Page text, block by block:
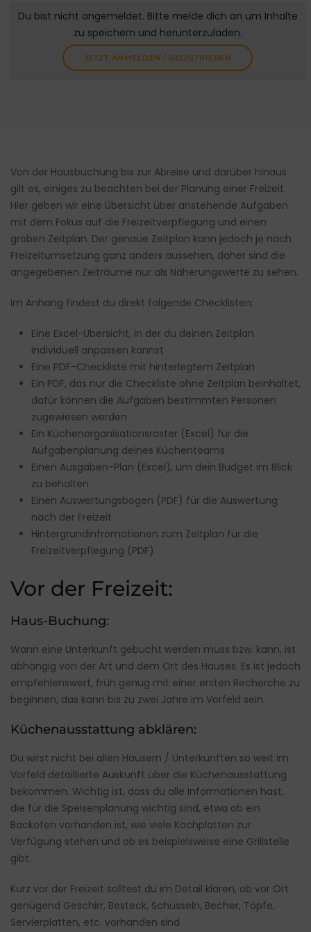
Du bist nicht angemeldet. Bitte melde dich an um Inhalte
zu speichern und herunterzuladen.
JETZT ANMELDEN / REGISTRIEREN
Von der Hausbuchung bis zur Abreise und darüber hinaus
gilt es, einiges zu beachten bei der Planung einer Freizeit.
Hier geben wir eine Übersicht über anstehende Aufgaben
mit dem Fokus auf die Freizeitverpflegung und einen
groben Zeitplan. Der genaue Zeitplan kann jedoch je nach
Freizeitumsetzung ganz anders aussehen, daher sind die
angegebenen Zeiträume nur als Näherungswerte zu sehen.
Im Anhang findest du direkt folgende Checklisten:
Eine Excel-Übersicht, in der du deinen Zeitplan
individuell anpassen kannst
Eine PDF-Checkliste mit hinterlegtem Zeitplan
Ein PDF, das nur die Checkliste ohne Zeitplan beinhaltet,
dafür können die Aufgaben bestimmten Personen
zugewiesen werden
Ein Küchenorganisationsraster (Excel) für die
Aufgabenplanung deines Küchenteams
Einen Ausgaben-Plan (Excel), um dein Budget im Blick
zu behalten
Einen Auswertungsbogen (PDF) für die Auswertung
nach der Freizeit
Hintergrundinfromationen zum Zeitplan für die
Freizeitverpflegung (PDF)
Vor der Freizeit:
Haus-Buchung:
Wann eine Unterkunft gebucht werden muss bzw. kann, ist
abhängig von der Art und dem Ort des Hauses. Es ist jedoch
empfehlenswert, früh genug mit einer ersten Recherche zu
beginnen, das kann bis zu zwei Jahre im Vorfeld sein.
Küchenausstattung abklären:
Du wirst nicht bei allen Häusern / Unterkünften so weit im
Vorfeld detaillierte Auskunft über die Küchenausstattung
bekommen. Wichtig ist, dass du alle Informationen hast,
die für die Speisenplanung wichtig sind, etwa ob ein
Backofen vorhanden ist, wie viele Kochplatten zur
Verfügung stehen und ob es beispielsweise eine Grillstelle
gibt.
Kurz vor der Freizeit solltest du im Detail klären, ob vor Ort
genügend Geschirr, Besteck, Schüsseln, Becher, Töpfe,
Servierplatten, etc. vorhanden sind.